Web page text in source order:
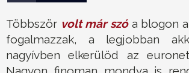
Többször volt már szóa blogon
fogalmazzak, a legjobban
nagyívben elkerülöd az
Nagyon finoman mondva is